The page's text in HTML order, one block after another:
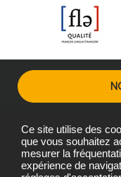
Plans d'accès
Ce site utilise des
que vous souhaitez
mesurer la
expérience de